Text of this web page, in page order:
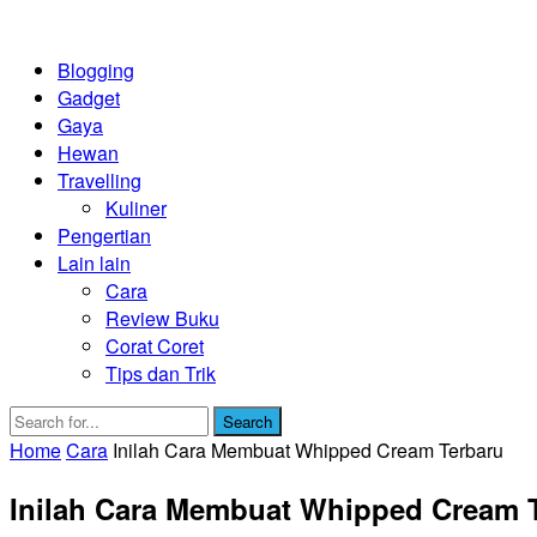
Blogging
Gadget
Gaya
Hewan
Travelling
Kuliner
Pengertian
Lain lain
Cara
Review Buku
Corat Coret
Tips dan Trik
Search
HomeCara Inilah Cara Membuat Whipped Cream Terbaru
Inilah Cara Membuat Whipped Cream